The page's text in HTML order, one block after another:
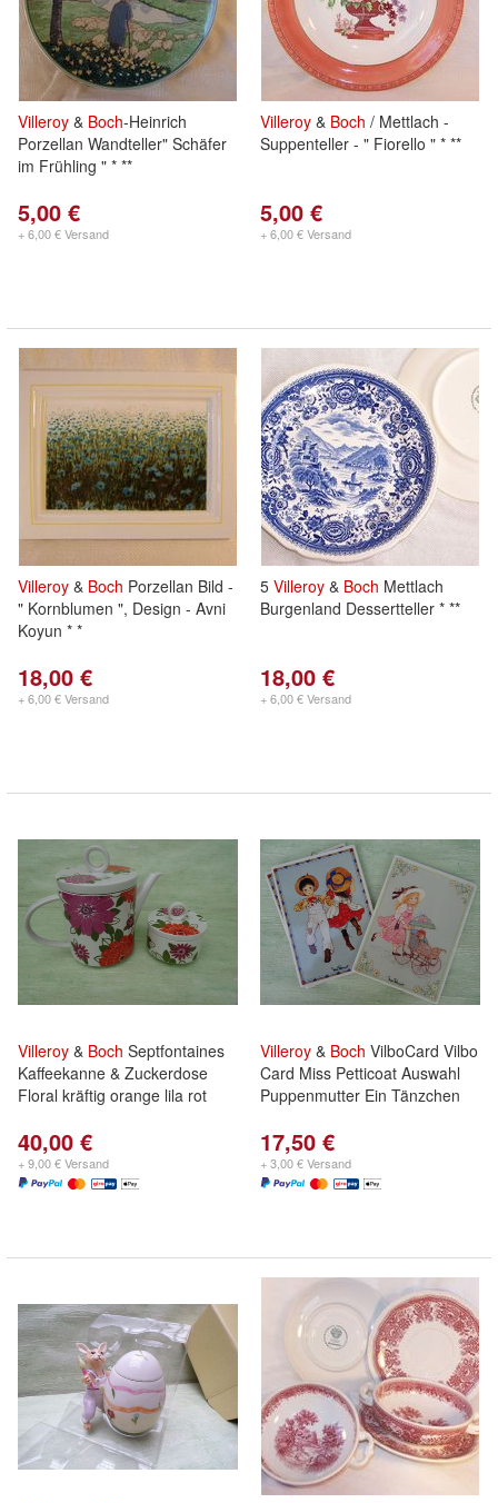
Villeroy & Boch-Heinrich
Porzellan Wandteller" Schäfer
im Frühling " * **
5,00 €
+ 6,00 € Versand
Villeroy & Boch / Mettlach -
Suppenteller - " Fiorello " * **
5,00 €
+ 6,00 € Versand
Villeroy & Boch Porzellan Bild -
" Kornblumen ", Design - Avni
Koyun * *
18,00 €
+ 6,00 € Versand
5 Villeroy & Boch Mettlach
Burgenland Dessertteller * **
18,00 €
+ 6,00 € Versand
Villeroy & Boch Septfontaines
Kaffeekanne & Zuckerdose
Floral kräftig orange lila rot
40,00 €
+ 9,00 € Versand
Villeroy & Boch VilboCard Vilbo
Card Miss Petticoat Auswahl
Puppenmutter Ein Tänzchen
17,50 €
+ 3,00 € Versand